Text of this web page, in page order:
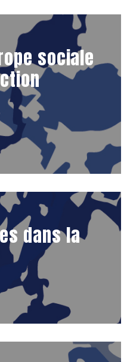
sociale
dans la